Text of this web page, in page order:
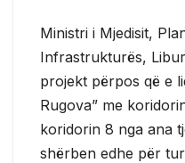
Ministri i Mjedisit,
Infrastrukturës,
projekt përpos që e
Rugova” me
koridorin 8 nga ana
shërben edhe për